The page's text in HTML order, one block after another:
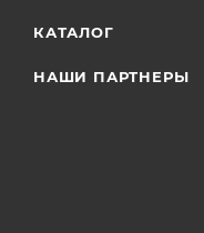
КАТАЛОГ
НАШИ ПАРТНЕРЫ